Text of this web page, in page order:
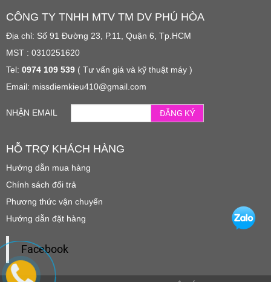
CÔNG TY TNHH MTV TM DV PHÚ HÒA
Địa chỉ: Số 91 Đường 23, P.11, Quận 6, Tp.HCM
MST : 0310251620
Tel: 0974 109 539 ( Tư vấn giá và kỹ thuật máy )
Email: missdiemkieu410@gmail.com
NHẬN EMAIL ĐĂNG KÝ
HỖ TRỢ KHÁCH HÀNG
Hướng dẫn mua hàng
Chính sách đổi trả
Phương thức vận chuyển
Hướng dẫn đặt hàng
Facebook